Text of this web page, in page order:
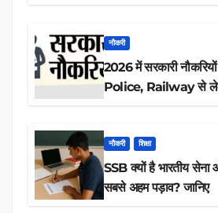
नौकरी
2026 में सरकारी
Police, Railway से
नौकरी शिक्षा
SSB क्यों है भारतीय
सबसे अहम पड़ाव? जानिए